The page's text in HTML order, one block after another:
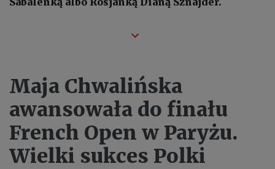
Maja Chwalińska
awansowała do finału
French Open w Paryżu.
Wielki sukces Polki